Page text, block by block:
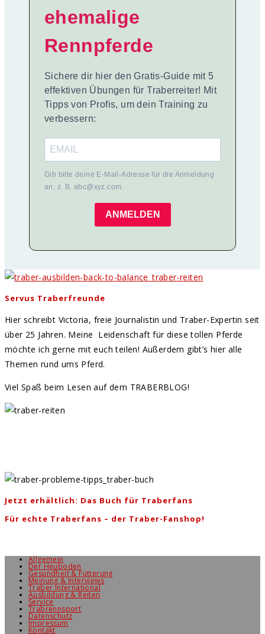
ehemalige
Rennpferde
Sichere dir hier den Gratis-Guide mit 5
effektiven Übungen für Traberreiter! Mit
Tipps von Profis, um dein Training zu
verbessern:
Gib bitte deine E-Mail-Adresse für die Anmeldung
an, z. B. abc@xyz.com.
ANMELDEN
Servus Traberfreunde
Hier schreibt Victoria, freie Journalistin und Traber-Expertin seit
über 25 Jahren. Meine Leidenschaft für diese tollen Pferde
möchte ich gerne mit euch teilen! Außerdem gibt’s hier alle
Themen rund ums Pferd.
Viel Spaß beim Lesen auf dem TRABERBLOG!
Jetzt erhältlich: Das Buch für Traberfans
Für echte Traberfans – der Traber-Fanshop!
Allgemein
Der Heuboden
Gesundheit & Fütterung
Meinung & Interviews
Traber International
Ausbildung & Reiten
Service
Trabrennsport
Datenschutz
Impressum
Kontakt